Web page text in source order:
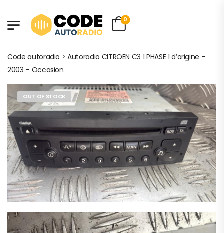
0
Code autoradio >Autoradio CITROEN C3 1 PHASE 1 d’origine –
2003 – Occasion
OUT OF STOCK